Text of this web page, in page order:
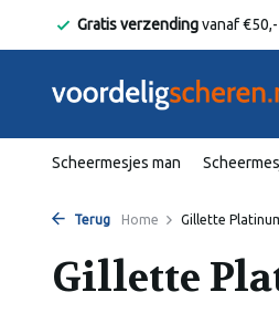
Gratis verzendingvanaf €50,-
Scheermesjes man
Terug Home Gillette
Gillette